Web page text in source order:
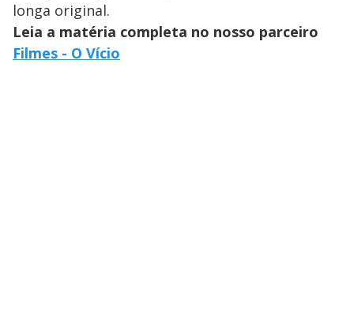
longa original.
Leia a matéria completa no nosso parceiro
Filmes - O Vício